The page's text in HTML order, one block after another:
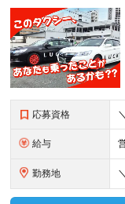
応募資格
給与
勤務地